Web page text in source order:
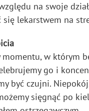
na swoje
się lekarstwem na
momentu, w którym
go i
być czujni.
sięgnąć po